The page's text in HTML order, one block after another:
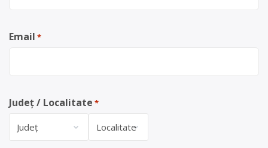
Email *
Județ / Localitate *